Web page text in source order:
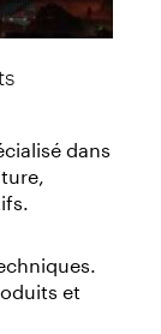
dans
et